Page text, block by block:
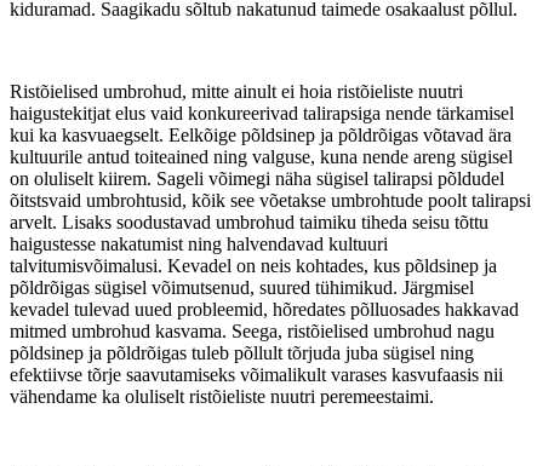
kiduramad. Saagikadu sõltub nakatunud taimede osakaalust põllul.
Ristõielised umbrohud, mitte ainult ei hoia ristõieliste nuutri
haigustekitjat elus vaid konkureerivad talirapsiga nende tärkamisel
kui ka kasvuaegselt. Eelkõige põldsinep ja põldrõigas võtavad ära
kultuurile antud toiteained ning valguse, kuna nende areng sügisel
on oluliselt kiirem. Sageli võimegi näha sügisel talirapsi põldudel
õitstsvaid umbrohtusid, kõik see võetakse umbrohtude poolt talirapsi
arvelt. Lisaks soodustavad umbrohud taimiku tiheda seisu tõttu
haigustesse nakatumist ning halvendavad kultuuri
talvitumisvõimalusi. Kevadel on neis kohtades, kus põldsinep ja
põldrõigas sügisel võimutsenud, suured tühimikud. Järgmisel
kevadel tulevad uued probleemid, hõredates põlluosades hakkavad
mitmed umbrohud kasvama. Seega, ristõielised umbrohud nagu
põldsinep ja põldrõigas tuleb põllult tõrjuda juba sügisel ning
efektiivse tõrje saavutamiseks võimalikult varases kasvufaasis nii
vähendame ka oluliselt ristõieliste nuutri peremeestaimi.